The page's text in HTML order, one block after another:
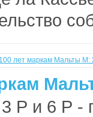
3 Р и 6 Р -